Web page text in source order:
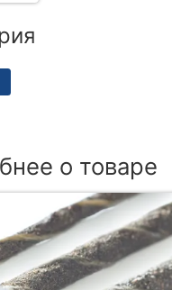
о товаре